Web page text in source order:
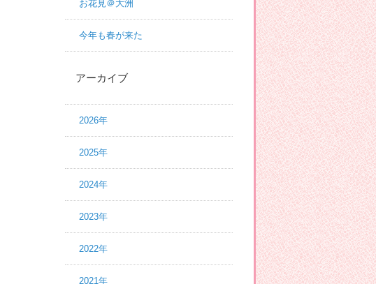
お花見＠大洲
今年も春が来た
アーカイブ
2026年
2025年
2024年
2023年
2022年
2021年